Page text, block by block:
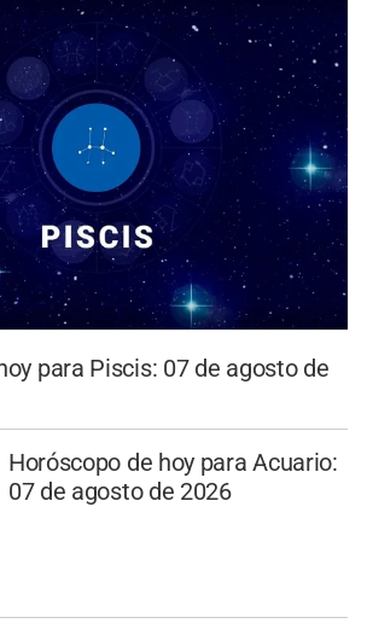
para Piscis: 07 de agosto de
Horóscopo de hoy para Acuario:
07 de agosto de 2026